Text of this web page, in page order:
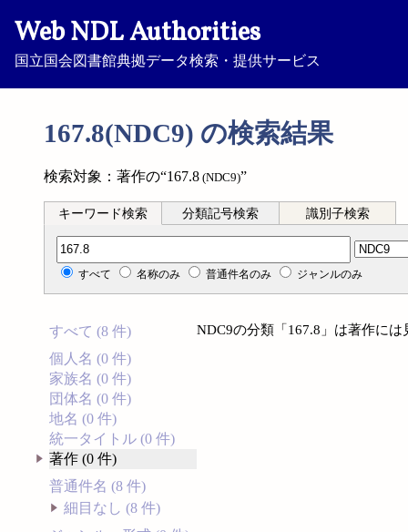
Web NDL Authorities
国立国会図書館典拠データ検索・提供サービス
167.8(NDC9) の検索結果
検索対象：著作の“167.8 (NDC9)”
キーワード検索 分類記号検索 識別子検索
分類記号検索
すべて 名称のみ 普通件名のみ ジャンルのみ
すべて (8 件)
個人名 (0 件)
家族名 (0 件)
団体名 (0 件)
地名 (0 件)
統一タイトル (0 件)
著作 (0 件)
普通件名 (8 件)
細目なし (8 件)
NDC9の分類「167.8」は著作に